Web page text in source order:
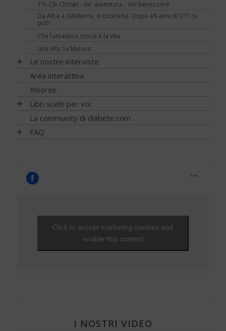
Nutraceutici
Pressione - Ipertensione arteriosa
Unghie e onicopatie
Varici e insufficienza venosa cronica
Zucchero e Dolcificanti
Tumori
Sintomi
Vero o falso
Viaggi e vacanze
Visite ed esami
NEWS - 2012
NEWS - 2011
NEWS - 2010
NEWS - 2009
EVENTI - 2014
EVENTI - 2013
EVENTI - 2012
EVENTI - 2010
T’Ai Chi Ch’Uan - Un’ avventura… nel benessere
Da Alba a Gibilterra, in bicicletta. Dopo 48 anni di DT1 si
può!
Che fantastica storia è la vita
Una Vita Su Misura
Le nostre interviste
Progetti
Ricerca
Psicologia
Prevenzione e Terapia
Application
Area interattiva
Risorse
Libri scelti per voi
Alimentazione
Attività fisica
Testimonianze
La community di diabete.com
FAQ
Il controllo del diabete
Diabete, cuore e vasi
Click to accept marketing cookies and
enable this content
I NOSTRI VIDEO